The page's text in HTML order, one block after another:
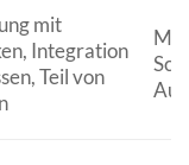
mit
Integration
Teil von